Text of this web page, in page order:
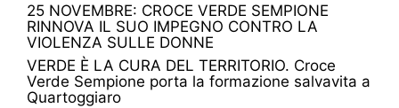
25 NOVEMBRE: CROCE VERDE SEMPIONE
RINNOVA IL SUO IMPEGNO CONTRO LA
VIOLENZA SULLE DONNE
VERDE È LA CURA DEL TERRITORIO. Croce
Verde Sempione porta la formazione salvavita a
Quartoggiaro